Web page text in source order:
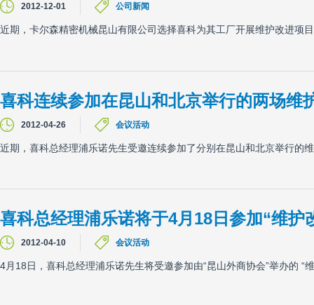
2012-12-01 公司新闻
近期，卡尔森精密机械昆山有限公司选择喜科为其工厂开展维护改进项
喜科连续参加在昆山和北京举行的两场维
2012-04-26 会议活动
近期，喜科总经理浦乐诺先生受邀连续参加了分别在昆山和北京举行的
喜科总经理浦乐诺将于4月18日参加“维护
2012-04-10 会议活动
4月18日，喜科总经理浦乐诺先生将受邀参加由“昆山外商协会”举办的 “